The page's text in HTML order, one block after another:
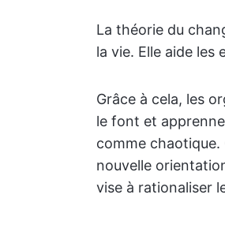
La théorie du
la vie. Elle aide
Grâce à cela, les
le font et
comme
nouvelle
vise à rationaliser